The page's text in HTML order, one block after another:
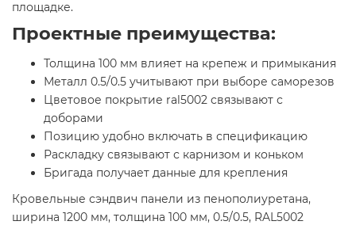
площадке.
Проектные преимущества:
Толщина 100 мм влияет на крепеж и примыкания
Металл 0.5/0.5 учитывают при выборе саморезов
Цветовое покрытие ral5002 связывают с
доборами
Позицию удобно включать в спецификацию
Раскладку связывают с карнизом и коньком
Бригада получает данные для крепления
Кровельные сэндвич панели из пенополиуретана,
ширина 1200 мм, толщина 100 мм, 0.5/0.5, RAL5002